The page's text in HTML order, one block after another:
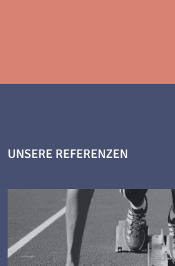
UNSERE REFERENZEN